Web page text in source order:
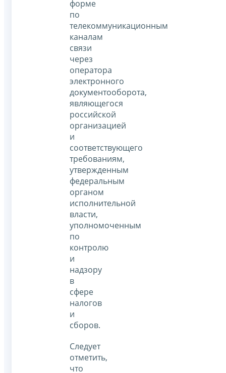
форме
по
телекоммуникационным
каналам
связи
через
оператора
электронного
документооборота,
являющегося
российской
организацией
и
соответствующего
требованиям,
утвержденным
федеральным
органом
исполнительной
власти,
уполномоченным
по
контролю
и
надзору
в
сфере
налогов
и
сборов.
Следует
отметить,
что